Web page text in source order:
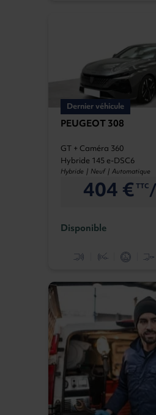
Dernier véhicule
PEUGEOT 308
GT + Caméra 360
Hybride 145 e-DSC6
Hybride | Neuf | Automatique
404 €TTC
Disponible